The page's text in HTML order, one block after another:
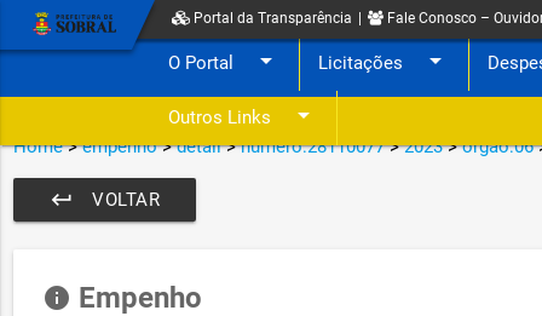
Portal da Transparência Fale Conosco –
O Portal arrow_drop_down Licitações arrow_drop_down
Outros Links arrow_drop_down
Home>empenho>detail>numero:28110077>2023>orgao:06
VOLTAR
keyboard_return
info Empenho